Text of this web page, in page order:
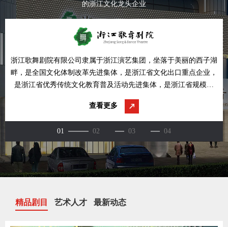
的浙江文化龙头企业
浙江歌舞剧院有限公司隶属于浙江演艺集团，坐落于美丽的西子湖
畔，是全国文化体制改革先进集体，是浙江省文化出口重点企业，
是浙江省优秀传统文化教育普及活动先进集体，是浙江省规模较
查看更多
精品剧目 艺术人才 最新动态